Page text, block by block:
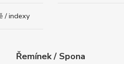
/ indexy
Řemínek / Spona